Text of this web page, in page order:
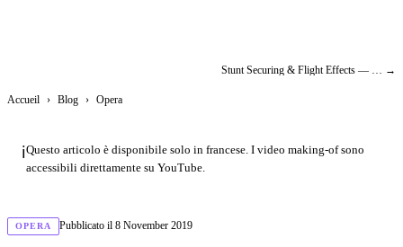
→
Accueil › Blog › Opera
ℹ️Questo articolo è disponibile solo in francese. I video making-of sono
accessibili direttamente su YouTube.
OPERA Pubblicato il 8 November 2019